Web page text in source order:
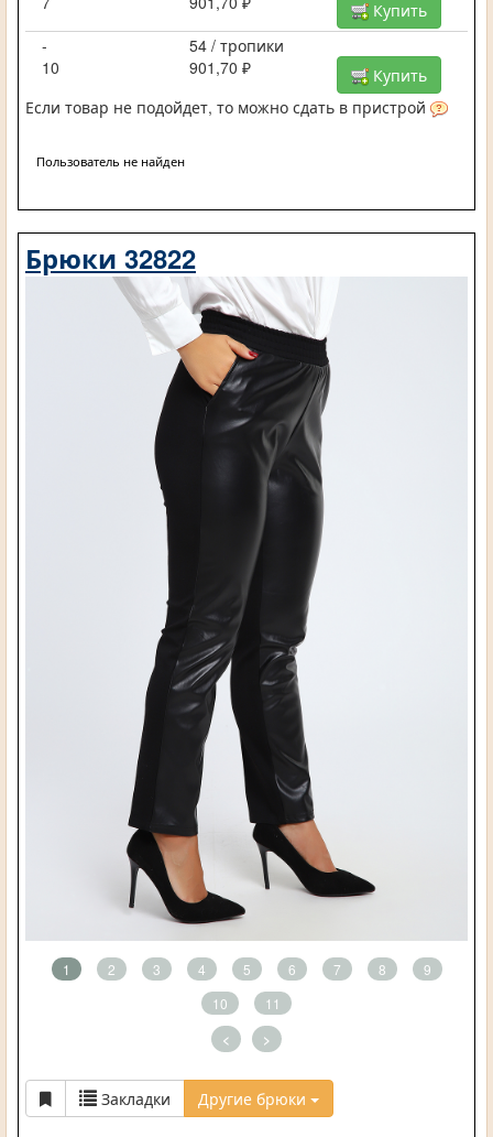
Купить
-
54 / тропики
10
901,70 ₽
Купить
Если товар не подойдет, то можно сдать в пристрой
Пользователь не найден
Брюки 32822
1 2 3 4 5 6 7 8
9
10
11
< >
Закладки Другие брюки